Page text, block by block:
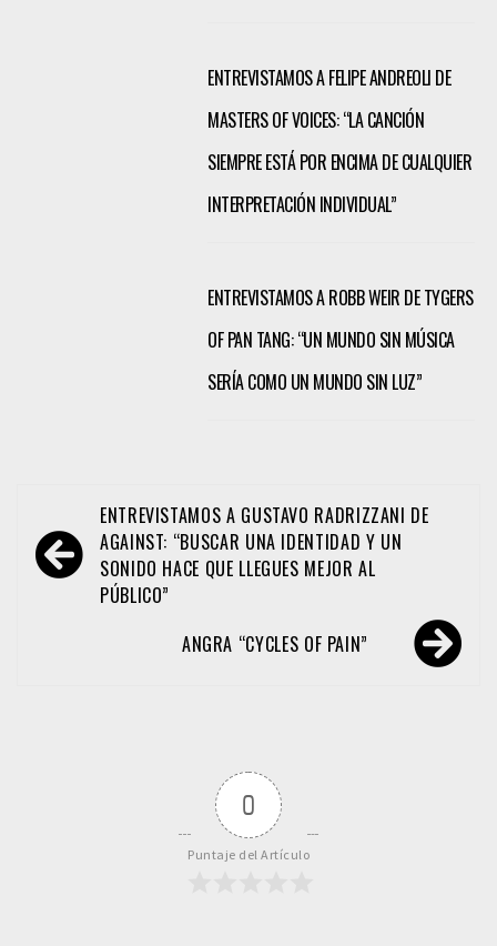
ENTREVISTAMOS A FELIPE ANDREOLI DE
MASTERS OF VOICES: “LA CANCIÓN
SIEMPRE ESTÁ POR ENCIMA DE CUALQUIER
INTERPRETACIÓN INDIVIDUAL”
ENTREVISTAMOS A ROBB WEIR DE TYGERS
OF PAN TANG: “UN MUNDO SIN MÚSICA
SERÍA COMO UN MUNDO SIN LUZ”
Navegación
de
entradas
ENTREVISTAMOS A GUSTAVO RADRIZZANI DE
AGAINST: “BUSCAR UNA IDENTIDAD Y UN
SONIDO HACE QUE LLEGUES MEJOR AL
PÚBLICO”
ANGRA “CYCLES OF PAIN”
0
Puntaje del Artículo